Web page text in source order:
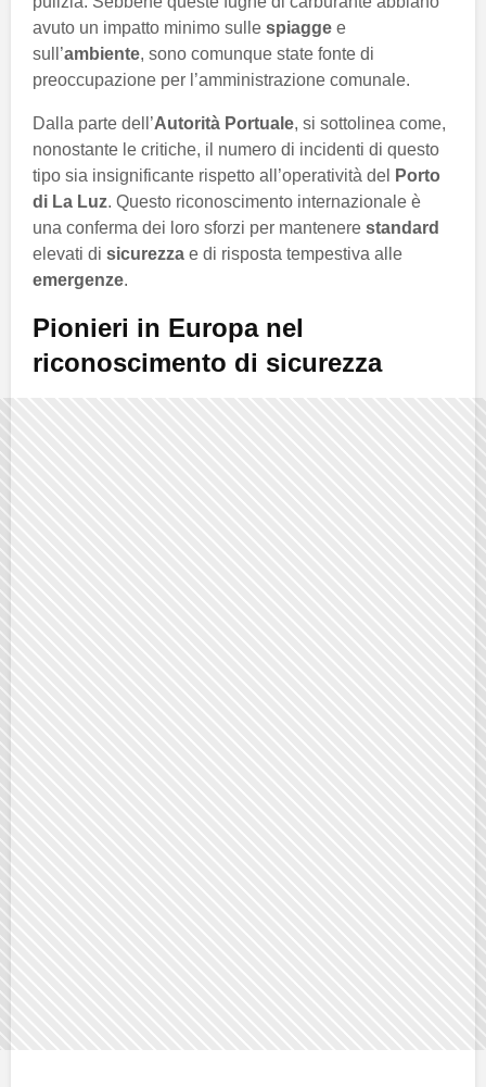
avuto un impatto minimo sulle spiagge e
sull’ambiente, sono comunque state fonte di
preoccupazione per l’amministrazione comunale.
Dalla parte dell’Autorità Portuale, si sottolinea come,
nonostante le critiche, il numero di incidenti di questo
tipo sia insignificante rispetto all’operatività del
Porto
di La Luz. Questo riconoscimento internazionale è
una conferma dei loro sforzi per mantenere standard
elevati di sicurezza e di risposta tempestiva alle
emergenze.
Pionieri in Europa nel
riconoscimento di sicurezza